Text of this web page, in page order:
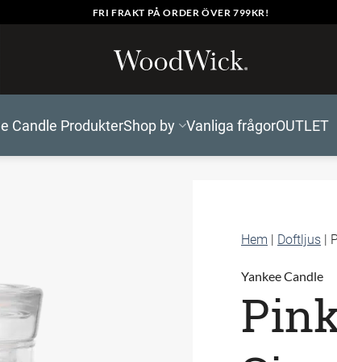
FRI FRAKT PÅ ORDER ÖVER 799KR!
Candle ProdukterShop by Vanliga frågorOUTLET
Hem | Doftljus |
Yankee Candle